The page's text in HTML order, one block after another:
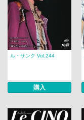
ル・サンク Vol.244
購入